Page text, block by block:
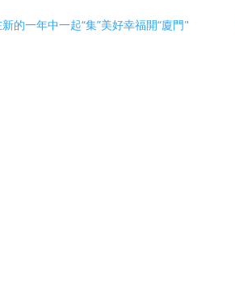
的一年中一起“集”美好幸福開“廈門"